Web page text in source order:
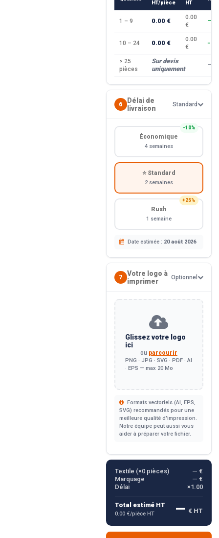
HT/pièce HT
1 – 9 0.00 €
0.00
€
—
10 – 24 0.00 €
0.00
€
> 25
pièces
Sur devis
uniquement
—
6
Délai de
livraison
Standard
−10%
Économique
4 semaines
⭐ Standard
2 semaines
+25%
Rush
1 semaine
Date estimée : 20 août 2026
7
Votre logo à
imprimer
Optionnel
Glissez votre logo
ici
ou parcourir
PNG · JPG · SVG · PDF · AI
· EPS — max 20 Mo
Formats vectoriels (AI, EPS,
SVG) recommandés pour une
meilleure qualité d'impression.
Notre équipe peut aussi vous
aider à préparer votre fichier.
Textile (×0pièces)
— €
Marquage
— €
Délai
×1.00
Total estimé HT
0.00 €/pièce HT — € HT